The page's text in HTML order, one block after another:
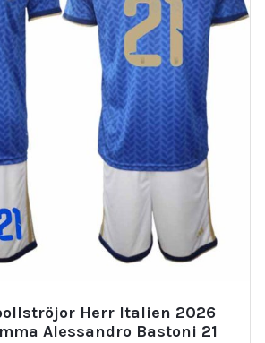
Herr Italien 2026
Alessandro Bastoni 21